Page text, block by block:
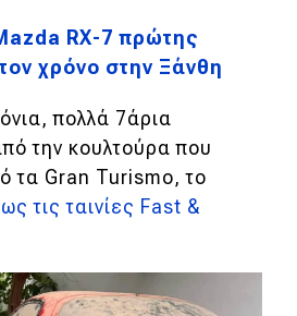
RX-7 πρώτης
χρόνο στην Ξάνθη
πολλά 7άρια
την κουλτούρα που
τα Gran Turismo, το
τις ταινίες Fast &